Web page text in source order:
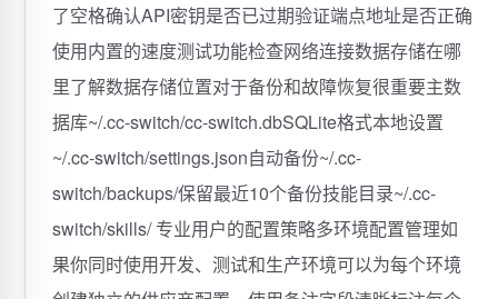
了空格确认API密钥是否已过期验证端点地址是否正确
使用内置的速度测试功能检查网络连接数据存储在哪
里了解数据存储位置对于备份和故障恢复很重要主数
据库~/.cc-switch/cc-switch.dbSQLite格式本地设置
~/.cc-switch/settings.json自动备份~/.cc-
switch/backups/保留最近10个备份技能目录~/.cc-
switch/skills/ 专业用户的配置策略多环境配置管理如
果你同时使用开发、测试和生产环境可以为每个环境